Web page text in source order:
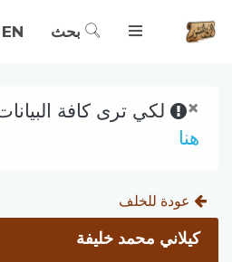
بحث EN
× لكي ترى كافة
هنا
عودة للخلف
كيلاني محمد خليفة